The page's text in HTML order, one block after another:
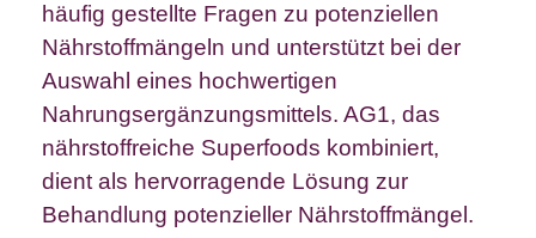
häufig gestellte Fragen zu potenziellen
Nährstoffmängeln und unterstützt bei der
Auswahl eines hochwertigen
Nahrungsergänzungsmittels. AG1, das
nährstoffreiche Superfoods kombiniert,
dient als hervorragende Lösung zur
Behandlung potenzieller Nährstoffmängel.